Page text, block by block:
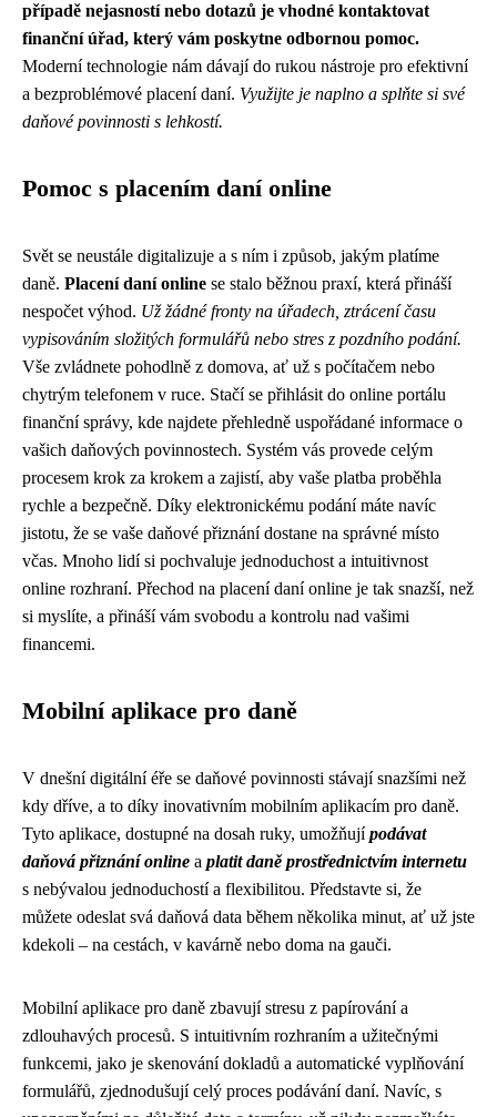
případě nejasností nebo dotazů je vhodné kontaktovat
finanční úřad, který vám poskytne odbornou pomoc.
Moderní technologie nám dávají do rukou nástroje pro efektivní
a bezproblémové placení daní. Využijte je naplno a splňte si své
daňové povinnosti s lehkostí.
Pomoc s placením daní online
Svět se neustále digitalizuje a s ním i způsob, jakým platíme
daně. Placení daní online se stalo běžnou praxí, která přináší
nespočet výhod. Už žádné fronty na úřadech, ztrácení času
vypisováním složitých formulářů nebo stres z pozdního podání.
Vše zvládnete pohodlně z domova, ať už s počítačem nebo
chytrým telefonem v ruce. Stačí se přihlásit do online portálu
finanční správy, kde najdete přehledně uspořádané informace o
vašich daňových povinnostech. Systém vás provede celým
procesem krok za krokem a zajistí, aby vaše platba proběhla
rychle a bezpečně. Díky elektronickému podání máte navíc
jistotu, že se vaše daňové přiznání dostane na správné místo
včas. Mnoho lidí si pochvaluje jednoduchost a intuitivnost
online rozhraní. Přechod na placení daní online je tak snazší, než
si myslíte, a přináší vám svobodu a kontrolu nad vašimi
financemi.
Mobilní aplikace pro daně
V dnešní digitální éře se daňové povinnosti stávají snazšími než
kdy dříve, a to díky inovativním mobilním aplikacím pro daně.
Tyto aplikace, dostupné na dosah ruky, umožňujípodávat
daňová přiznání online a platit daně prostřednictvím internetu
s nebývalou jednoduchostí a flexibilitou. Představte si, že
můžete odeslat svá daňová data během několika minut, ať už jste
kdekoli – na cestách, v kavárně nebo doma na gauči.
Mobilní aplikace pro daně zbavují stresu z papírování a
zdlouhavých procesů. S intuitivním rozhraním a užitečnými
funkcemi, jako je skenování dokladů a automatické vyplňování
formulářů, zjednodušují celý proces podávání daní. Navíc, s